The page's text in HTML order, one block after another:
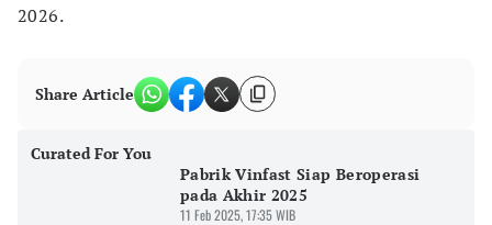
2026.
Share Article
Curated For You
Pabrik Vinfast Siap Beroperasi
pada Akhir 2025
11 Feb 2025, 17:35 WIB